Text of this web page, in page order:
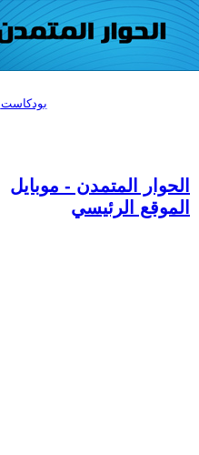
بودكاست
الحوار المتمدن - موبايل
الموقع الرئيسي